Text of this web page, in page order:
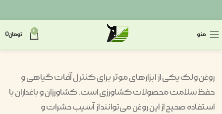
منو 0 تومان0
روغن ولک یکی از ابزارهای موثر برای کنترل آفات گیاهی و
حفظ سلامت محصولات کشاورزی است. کشاورزان و باغداران با
استفاده صحیح از این روغن می‌توانند از آسیب حشرات و